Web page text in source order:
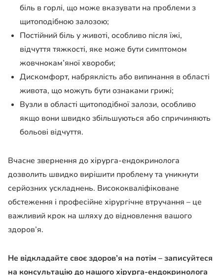
біль в горлі, що може вказувати на проблеми з
щитоподібною залозою;
Постійний біль у животі, особливо після їжі,
відчуття тяжкості, яке може бути симптомом
жовчнокам’яної хвороби;
Дискомфорт, набряклість або випинання в області
живота, що можуть бути ознаками грижі;
Вузли в області щитоподібної залози, особливо
якщо вони швидко збільшуються або спричиняють
больові відчуття.
Вчасне звернення до хірурга-ендокринолога
дозволить швидко вирішити проблему та уникнути
серйозних ускладнень. Висококваліфіковане
обстеження і професійне хірургічне втручання – це
важливий крок на шляху до відновлення вашого
здоров’я.
Не відкладайте своє здоров’я на потім – записуйтеся
на консультацію до нашого хірурга-ендокринолога